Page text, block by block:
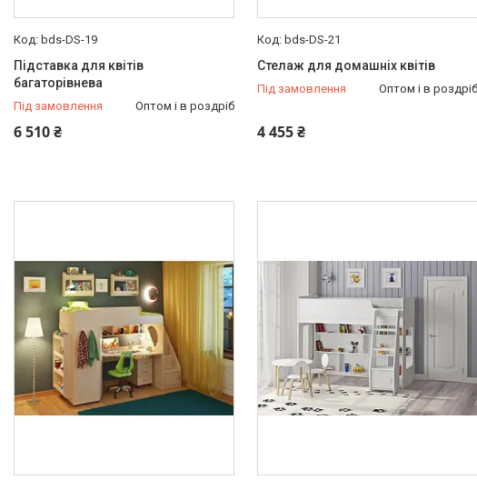
bds-DS-19
Підставка для квітів
багаторівнева
Під замовлення Оптом і в роздріб
6 510 ₴
bds-DS-21
Стелаж для домашніх квітів
Під замовлення Оптом і в роздріб
4 455 ₴